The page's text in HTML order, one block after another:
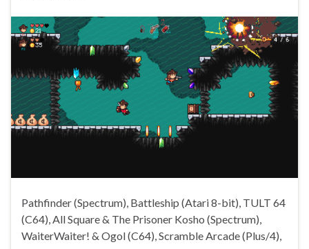
Pathfinder (Spectrum), Battleship (Atari 8-bit), TULT 64
(C64), All Square & The Prisoner Kosho (Spectrum),
WaiterWaiter! & Ogol (C64), Scramble Arcade (Plus/4),